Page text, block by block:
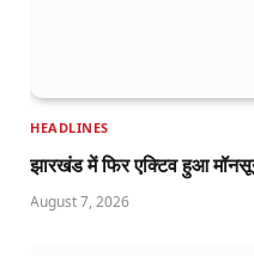
HEADLINES
झारखंड में फिर एक्टिव हुआ
August 7, 2026